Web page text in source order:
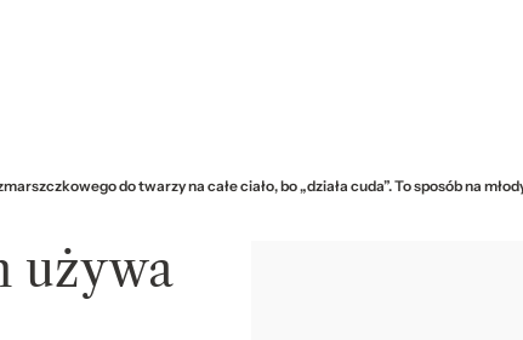
do twarzy na całe ciało, bo „działa cuda”. To sposób na
używa